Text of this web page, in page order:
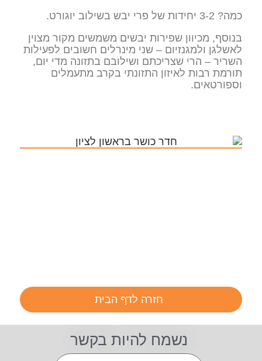
כמה? 3-2 יחידות של פרי יבש בשילוב יוגורט.
בנוסף, מכיוון שפירות יבשים משמשים מקור מצוין
לאשלגן ולמגנזיום – שני מינרלים חשובים לפעילות
השריר – הרי שצריכתם ושילובם בתזונה מדי יום,
תורמת רבות לאיזון התזונתי בקרב מתעמלים
וספורטאים.
חזרה לדף הבית
נשמח להיות בקשר